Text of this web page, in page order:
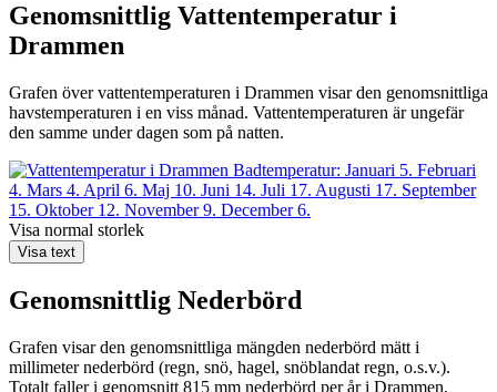
Genomsnittlig Vattentemperatur i
Drammen
Grafen över vattentemperaturen i Drammen visar den genomsnittliga
havstemperaturen i en viss månad. Vattentemperaturen är ungefär
den samme under dagen som på natten.
Visa normal storlek
Visa text
Genomsnittlig Nederbörd
Grafen visar den genomsnittliga mängden nederbörd mätt i
millimeter nederbörd (regn, snö, hagel, snöblandat regn, o.s.v.).
Totalt faller i genomsnitt 815 mm nederbörd per år i Drammen,